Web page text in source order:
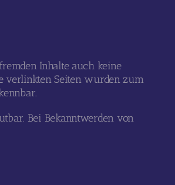
Inhalte auch keine
verlinkten Seiten wurden zum
Bei Bekanntwerden von